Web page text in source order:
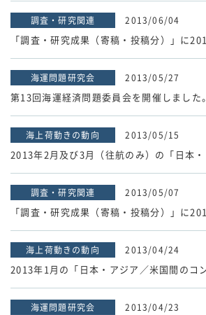
調査・研究関連 2013/06/04
海運問題研究会 2013/05/27
第13回海運経済問題委員会を開催しました。
海上荷動きの動向 2013/05/15
調査・研究関連 2013/05/07
海上荷動きの動向 2013/04/24
海運問題研究会 2013/04/23